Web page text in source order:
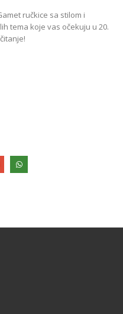
ručkice sa stilom i
tema koje vas očekuju u 20.